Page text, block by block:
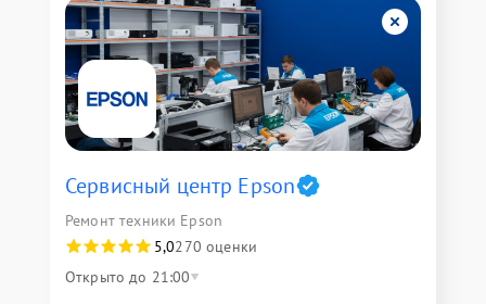
Сервисный центр Epson
Ремонт техники Epson
5,0270 оценки
Открыто до 21:00